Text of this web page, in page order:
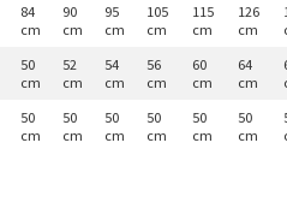
84
cm
90
cm
95
cm
105
cm
115
cm
126
cm
50
cm
52
cm
54
cm
56
cm
60
cm
64
cm
50
cm
50
cm
50
cm
50
cm
50
cm
50
cm